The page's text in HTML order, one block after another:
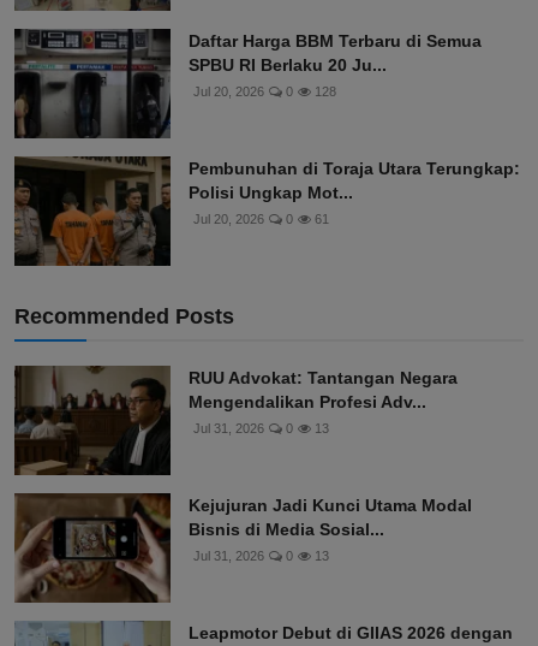
Daftar Harga BBM Terbaru di Semua
SPBU RI Berlaku 20 Ju...
Jul 20, 2026 0 128
Pembunuhan di Toraja Utara Terungkap:
Polisi Ungkap Mot...
Jul 20, 2026 0 61
Recommended Posts
RUU Advokat: Tantangan Negara
Mengendalikan Profesi Adv...
Jul 31, 2026 0 13
Kejujuran Jadi Kunci Utama Modal
Bisnis di Media Sosial...
Jul 31, 2026 0 13
Leapmotor Debut di GIIAS 2026 dengan